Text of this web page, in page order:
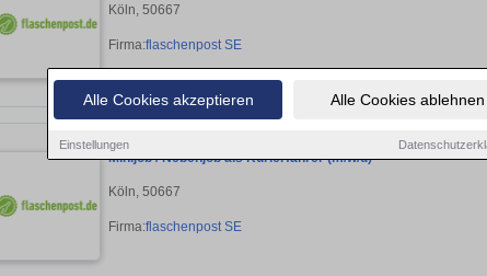
Alle Cookies akzeptieren Alle Cookies ablehnen
Einstellungen
Köln, 50667
Firma:flaschenpost SE
Minijob / Nebenjob als Kurierfahrer (m/w/d)
Köln, 50667
Firma:flaschenpost SE